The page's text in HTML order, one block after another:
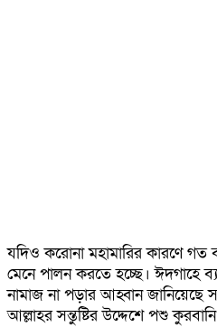
যদিও করোনা মহামারির কারণে গত
মেনে পালন করতে হচ্ছে। ঈদগাহে
নামাজ না পড়ার আহ্বান জানিয়েছে
আল্লাহর সন্তুষ্টির উদ্দেশে পশু